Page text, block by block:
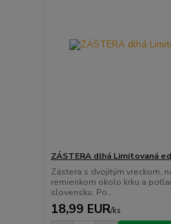
ZÁSTERA dlhá Limitovaná
Zástera s dvojitým vreckom,
remienkom okolo krku a
slovensku. Po...
18,99 EUR/ks